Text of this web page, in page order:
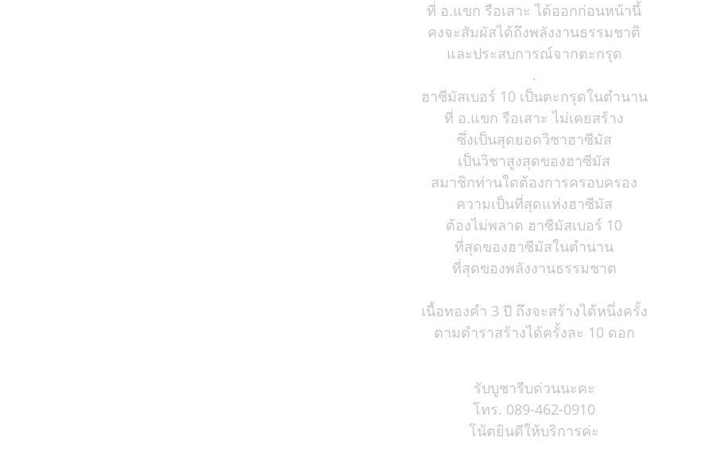
ที่ อ.แขก รือเสาะ ได้ออกก่อนหน้านี้
คงจะสัมผัสได้ถึงพลังงานธรรมชาติ
และประสบการณ์จากตะกรุด
.
ฮาซีมัสเบอร์ 10 เป็นตะกรุดในตำนาน
ที่ อ.แขก รือเสาะ ไม่เคยสร้าง
ซึ่งเป็นสุดยอดวิชาฮาซีมัส
เป็นวิชาสูงสุดของฮาซีมัส
สมาชิกท่านใดต้องการครอบครอง
ความเป็นที่สุดแห่งฮาซีมัส
ต้องไม่พลาด ฮาซีมัสเบอร์ 10
ที่สุดของฮาซีมัสในตำนาน
ที่สุดของพลังงานธรรมชาต
เนื้อทองคำ 3 ปี ถึงจะสร้างได้หนึ่งครั้ง
ตามตำราสร้างได้ครั้งละ 10 ดอก
รับบูชารีบด่วนนะคะ
โทร. 089-462-0910
โน้ตยินดีให้บริการค่ะ